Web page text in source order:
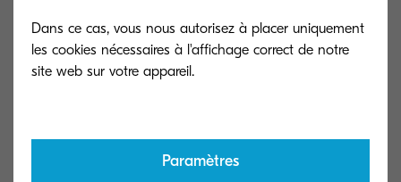
L'édito en vidéo
Dans ce cas, vous nous autorisez à placer uniquement
les cookies nécessaires à l'affichage correct de notre
Paramètres